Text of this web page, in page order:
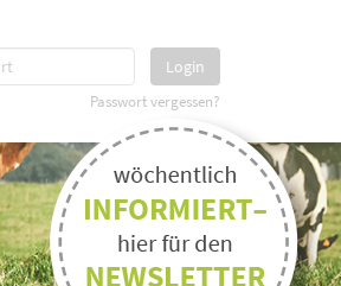
Login
Passwort vergessen?